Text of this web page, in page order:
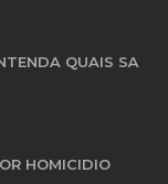
QUAIS SÃ
HOMICÍDIO